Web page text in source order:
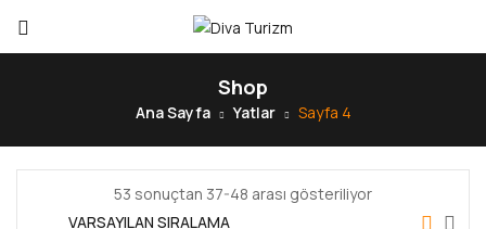
Shop
Ana Sayfa Yatlar Sayfa 4
53 sonuçtan 37-48 arası gösteriliyor